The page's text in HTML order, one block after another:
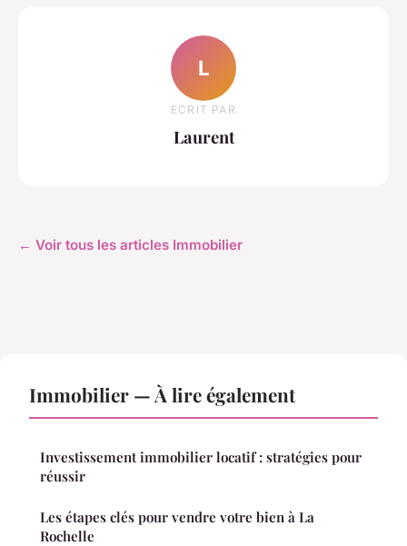
L
ECRIT PAR
Laurent
← Voir tous les articles Immobilier
Immobilier — À lire également
Investissement immobilier locatif : stratégies pour
réussir
Les étapes clés pour vendre votre bien à La
Rochelle